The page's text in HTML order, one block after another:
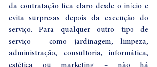
da contratação fica claro desde o início e
evita surpresas depois da execução do
serviço. Para qualquer outro tipo de
serviço – como jardinagem, limpeza,
administração, consultoria, informática,
estética ou marketing – não há